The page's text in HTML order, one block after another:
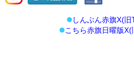
しんぶん赤旗X(旧
こちら赤旗日曜版X(